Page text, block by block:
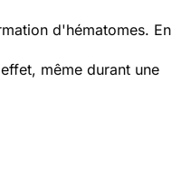
d'hématomes. En
même durant une